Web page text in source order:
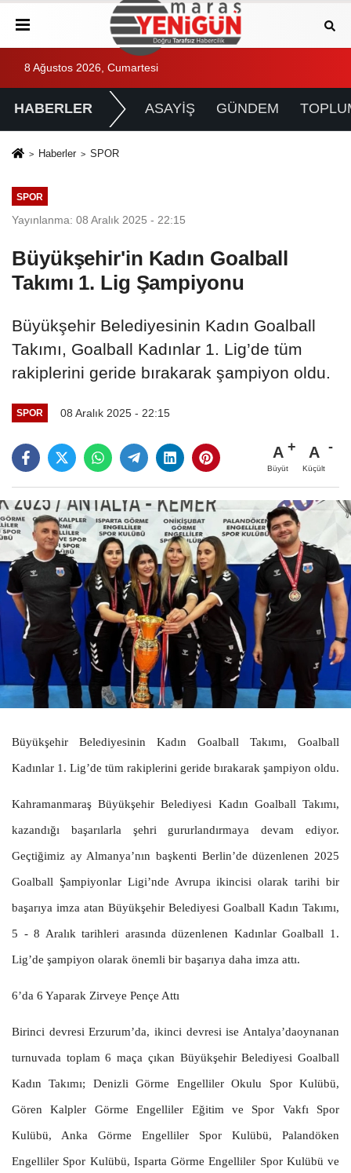
8 Ağustos 2026, Cumartesi
HABERLER ASAYİŞ GÜNDEM
Haberler SPOR
SPOR
Yayınlanma: 08 Aralık 2025 - 22:15
Büyükşehir'in Kadın Goalball
Takımı 1. Lig Şampiyonu
Büyükşehir Belediyesinin Kadın Goalball
Takımı, Goalball Kadınlar 1. Lig’de tüm
rakiplerini geride bırakarak şampiyon oldu.
SPOR 08 Aralık 2025 - 22:15
A
Büyüt
A
Küçült
Büyükşehir Belediyesinin Kadın Goalball Takımı, Goalball
Kadınlar 1. Lig’de tüm rakiplerini geride bırakarak şampiyon oldu.
Kahramanmaraş Büyükşehir Belediyesi Kadın Goalball Takımı,
kazandığı başarılarla şehri gururlandırmaya devam ediyor.
Geçtiğimiz ay Almanya’nın başkenti Berlin’de düzenlenen 2025
Goalball Şampiyonlar Ligi’nde Avrupa ikincisi olarak tarihi bir
başarıya imza atan Büyükşehir Belediyesi Goalball Kadın Takımı,
5 - 8 Aralık tarihleri arasında düzenlenen Kadınlar Goalball 1.
Lig’de şampiyon olarak önemli bir başarıya daha imza attı.
6’da 6 Yaparak Zirveye Pençe Attı
Birinci devresi Erzurum’da, ikinci devresi ise Antalya’daoynanan
turnuvada toplam 6 maça çıkan Büyükşehir Belediyesi Goalball
Kadın Takımı; Denizli Görme Engelliler Okulu Spor Kulübü,
Gören Kalpler Görme Engelliler Eğitim ve Spor Vakfı Spor
Kulübü, Anka Görme Engelliler Spor Kulübü, Palandöken
Engelliler Spor Kulübü, Isparta Görme Engelliler Spor Kulübü ve